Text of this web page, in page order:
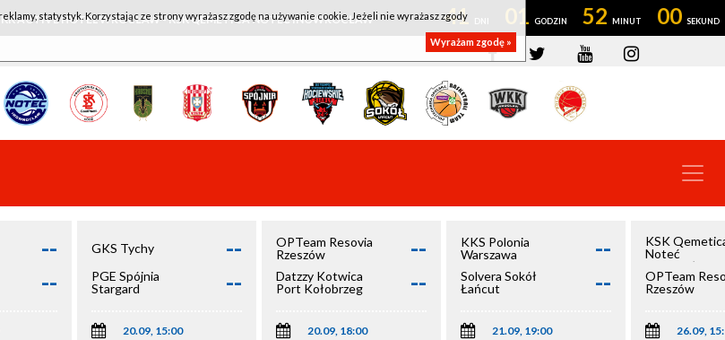
ACTIVE HOTEL WROCŁAW - KSK QEMETICA NOTEĆ INOWROCŁAW 41 01 51 59
--
--
GKS Tychy --
PGE Spójnia
Stargard
--
20.09, 15:00
OPTeam Resovia
Rzeszów
--
Datzzy Kotwica
Port Kołobrzeg
--
20.09, 18:00
KKS Polonia
Warszawa
--
Solvera Sokół
Łańcut
--
21.09, 19:00
KSK
Noteć
Inowrocław
OPTeam
Rzeszów
26.09,
statystyk. Korzystając ze strony wyrażasz zgodę na używanie cookie. Jeżeli nie wyrażasz zgody
Wyrażam zgodę »